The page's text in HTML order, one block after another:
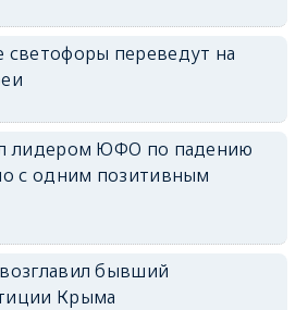
светофоры переведут на
лидером ЮФО по падению
с одним позитивным
бывший
Крыма